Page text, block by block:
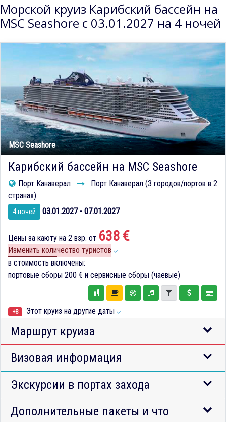
Морской круиз Карибский бассейн на
MSC Seashore с 03.01.2027 на 4 ночей
MSC Seashore
Карибский бассейн на MSC Seashore
Порт Канаверал
Порт Канаверал (3 городов/портов в 2
странах)
4 ночей 03.01.2027 - 07.01.2027
Цены за каюту на 2 взр. от 638 €
Изменить количество туристов
в стоимость включены:
портовые сборы 200 € и сервисные сборы (чаевые)
+8 Этот круиз на другие даты
Маршрут круиза
Визовая информация
Экскурсии в портах захода
Дополнительные пакеты и что